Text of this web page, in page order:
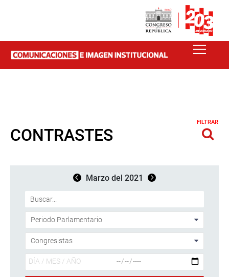
CONTRASTES
FILTRAR
Marzo del 2021